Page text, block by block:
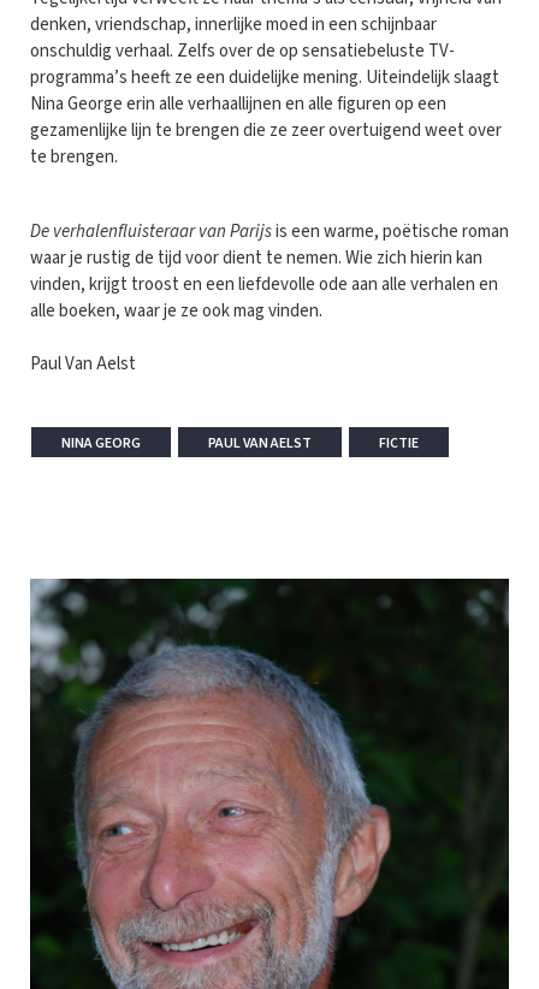
denken, vriendschap, innerlijke moed in een schijnbaar
onschuldig verhaal. Zelfs over de op sensatiebeluste TV-
programma’s heeft ze een duidelijke mening. Uiteindelijk slaagt
Nina George erin alle verhaallijnen en alle figuren op een
gezamenlijke lijn te brengen die ze zeer overtuigend weet over
te brengen.
De verhalenfluisteraar van Parijsis een warme, poëtische roman
waar je rustig de tijd voor dient te nemen. Wie zich hierin kan
vinden, krijgt troost en een liefdevolle ode aan alle verhalen en
alle boeken, waar je ze ook mag vinden.
Paul Van Aelst
NINA GEORG PAUL VAN AELST FICTIE